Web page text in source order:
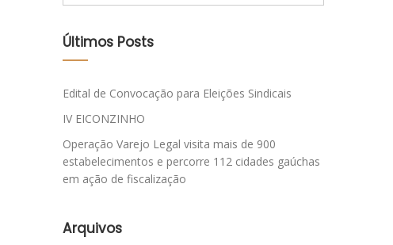
Últimos Posts
Edital de Convocação para Eleições Sindicais
IV EICONZINHO
Operação Varejo Legal visita mais de 900
estabelecimentos e percorre 112 cidades gaúchas
em ação de fiscalização
Arquivos